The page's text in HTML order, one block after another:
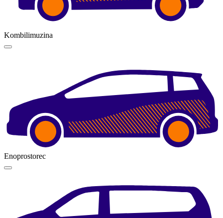
Kombilimuzina
Enoprostorec